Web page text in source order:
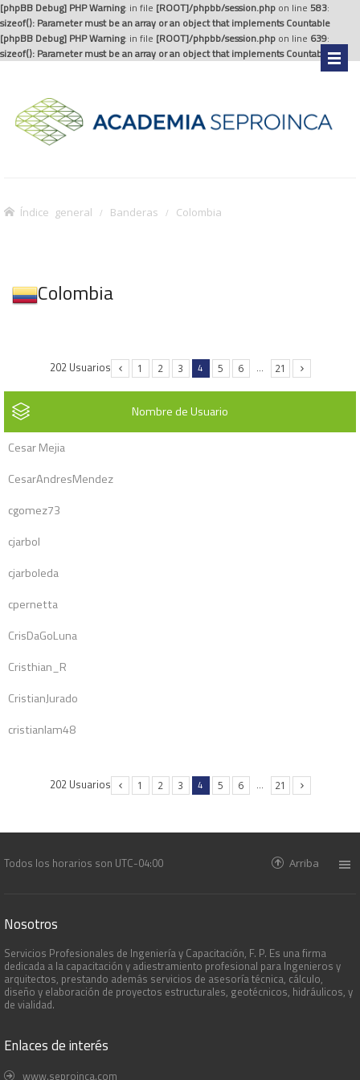
[phpBB Debug] PHP Warning: in file [ROOT]/phpbb/session.php on line 583:
sizeof(): Parameter must be an array or an object that implements Countable
[phpBB Debug] PHP Warning: in file [ROOT]/phpbb/session.php on line 639:
sizeof(): Parameter must be an array or an object that implements Countable
Índice general Banderas Colombia
Colombia
202 Usuarios 1 2 3 4 5 6 … 21
Nombre de Usuario
Cesar Mejia
CesarAndresMendez
cgomez73
cjarbol
cjarboleda
cpernetta
CrisDaGoLuna
Cristhian_R
CristianJurado
cristianlam48
202 Usuarios 1 2 3 4 5 6 … 21
Todos los horarios son UTC-04:00 Arriba
Nosotros
Servicios Profesionales de Ingeniería y Capacitación, F. P. Es una firma
dedicada a la capacitación y adiestramiento profesional para Ingenieros y
arquitectos, prestando además servicios de asesoría técnica, cálculo,
diseño y elaboración de proyectos estructurales, geotécnicos, hidráulicos, y
de vialidad.
Enlaces de interés
www.seproinca.com